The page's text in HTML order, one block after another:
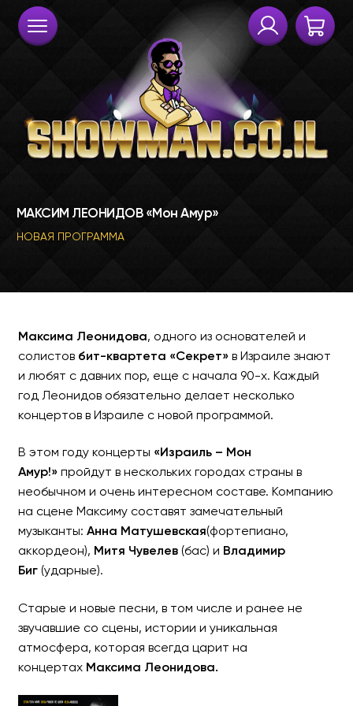
МАКСИМ ЛЕОНИДОВ
НОВАЯ ПРОГРАММА
Максима Леонидова, одного из основателей и
солистов бит-квартета «Секрет»в Израиле знают
и любят с давних пор, еще с начала 90-х. Каждый
год Леонидов обязательно делает несколько
концертов в Израиле с новой программой.
В этом году концерты «Израиль – Мон
Амур!»пройдут в нескольких городах страны в
необычном и очень интересном составе. Компанию
на сцене Максиму составят замечательный
музыканты: Анна Матушевская(фортепиано,
аккордеон), Митя Чувелев(бас) и Владимир
Биг(ударные).
Старые и новые песни, в том числе и ранее не
звучавшие со сцены, истории и уникальная
атмосфера, которая всегда царит на
концертах Максима Леонидова.